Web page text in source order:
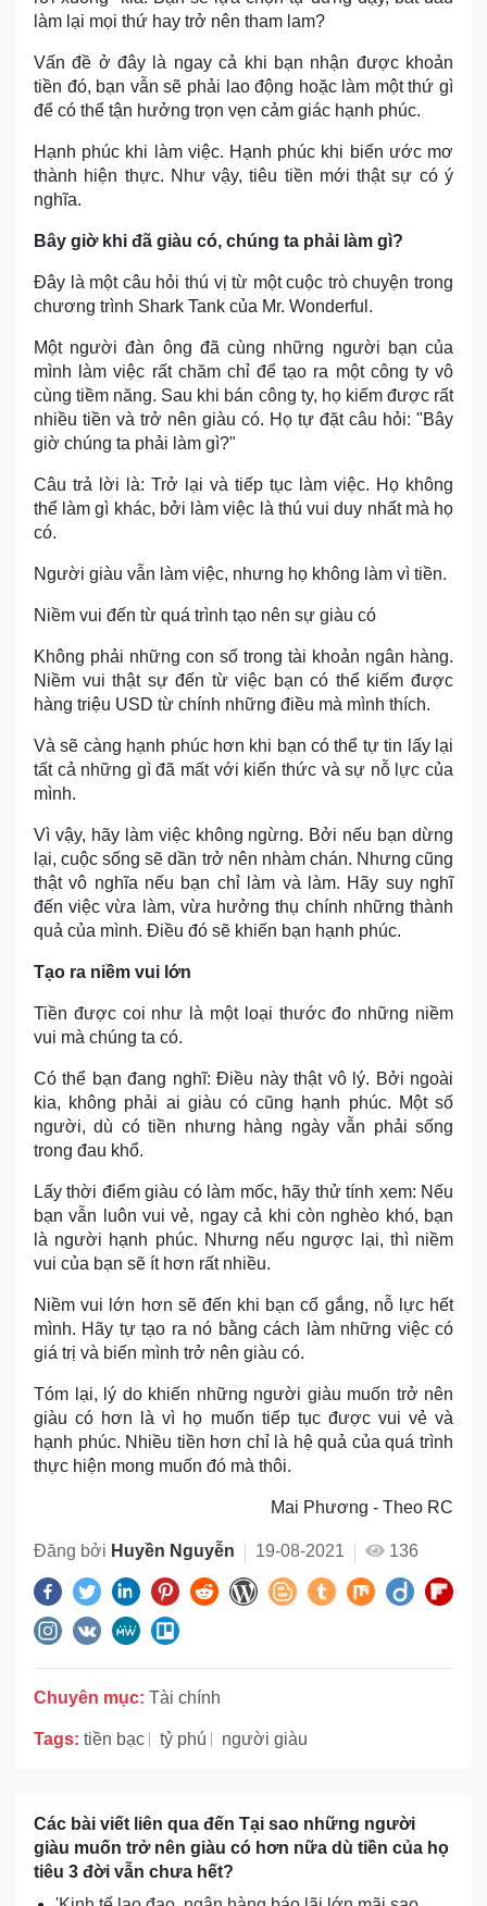
làm lại mọi thứ hay trở nên tham lam?
Vấn đề ở đây là ngay cả khi bạn nhận được khoản
tiền đó, bạn vẫn sẽ phải lao động hoặc làm một thứ gì
để có thể tận hưởng trọn vẹn cảm giác hạnh phúc.
Hạnh phúc khi làm việc. Hạnh phúc khi biến ước mơ
thành hiện thực. Như vậy, tiêu tiền mới thật sự có ý
nghĩa.
Bây giờ khi đã giàu có, chúng ta phải làm gì?
Đây là một câu hỏi thú vị từ một cuộc trò chuyện trong
chương trình Shark Tank của Mr. Wonderful.
Một người đàn ông đã cùng những người bạn của
mình làm việc rất chăm chỉ để tạo ra một công ty vô
cùng tiềm năng. Sau khi bán công ty, họ kiếm được rất
nhiều tiền và trở nên giàu có. Họ tự đặt câu hỏi: "Bây
giờ chúng ta phải làm gì?"
Câu trả lời là: Trở lại và tiếp tục làm việc. Họ không
thể làm gì khác, bởi làm việc là thú vui duy nhất mà họ
có.
Người giàu vẫn làm việc, nhưng họ không làm vì tiền.
Niềm vui đến từ quá trình tạo nên sự giàu có
Không phải những con số trong tài khoản ngân hàng.
Niềm vui thật sự đến từ việc bạn có thể kiếm được
hàng triệu USD từ chính những điều mà mình thích.
Và sẽ càng hạnh phúc hơn khi bạn có thể tự tin lấy lại
tất cả những gì đã mất với kiến thức và sự nỗ lực của
mình.
Vì vậy, hãy làm việc không ngừng. Bởi nếu bạn dừng
lại, cuộc sống sẽ dần trở nên nhàm chán. Nhưng cũng
thật vô nghĩa nếu bạn chỉ làm và làm. Hãy suy nghĩ
đến việc vừa làm, vừa hưởng thụ chính những thành
quả của mình. Điều đó sẽ khiến bạn hạnh phúc.
Tạo ra niềm vui lớn
Tiền được coi như là một loại thước đo những niềm
vui mà chúng ta có.
Có thể bạn đang nghĩ: Điều này thật vô lý. Bởi ngoài
kia, không phải ai giàu có cũng hạnh phúc. Một số
người, dù có tiền nhưng hàng ngày vẫn phải sống
trong đau khổ.
Lấy thời điểm giàu có làm mốc, hãy thử tính xem: Nếu
bạn vẫn luôn vui vẻ, ngay cả khi còn nghèo khó, bạn
là người hạnh phúc. Nhưng nếu ngược lại, thì niềm
vui của bạn sẽ ít hơn rất nhiều.
Niềm vui lớn hơn sẽ đến khi bạn cố gắng, nỗ lực hết
mình. Hãy tự tạo ra nó bằng cách làm những việc có
giá trị và biến mình trở nên giàu có.
Tóm lại, lý do khiến những người giàu muốn trở nên
giàu có hơn là vì họ muốn tiếp tục được vui vẻ và
hạnh phúc. Nhiều tiền hơn chỉ là hệ quả của quá trình
thực hiện mong muốn đó mà thôi.
Mai Phương - Theo RC
Đăng bởi Huyền Nguyễn 19-08-2021 136
Chuyên mục: Tài chính
Tags: tiền bạc tỷ phú người giàu
Các bài viết liên qua đến Tại sao những người
giàu muốn trở nên giàu có hơn nữa dù tiền của họ
tiêu 3 đời vẫn chưa hết?